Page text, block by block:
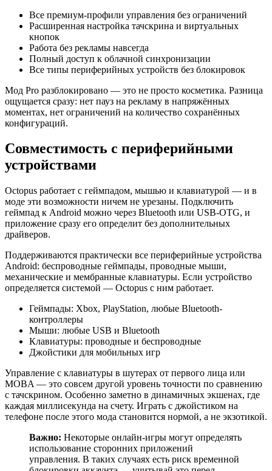
Все премиум-профили управления без ограничений
Расширенная настройка тачскрина и виртуальных
кнопок
Работа без рекламы навсегда
Полный доступ к облачной синхронизации
Все типы периферийных устройств без блокировок
Мод Pro разблокировано — это не просто косметика. Разница
ощущается сразу: нет пауз на рекламу в напряжённых
моментах, нет ограничений на количество сохранённых
конфигураций.
Совместимость с периферийными
устройствами
Octopus работает с геймпадом, мышью и клавиатурой — и в
моде эти возможности ничем не урезаны. Подключить
геймпад к Android можно через Bluetooth или USB-OTG, и
приложение сразу его определит без дополнительных
драйверов.
Поддерживаются практически все периферийные устройства
Android: беспроводные геймпады, проводные мыши,
механические и мембранные клавиатуры. Если устройство
определяется системой — Octopus с ним работает.
Геймпады: Xbox, PlayStation, любые Bluetooth-
контроллеры
Мыши: любые USB и Bluetooth
Клавиатуры: проводные и беспроводные
Джойстики для мобильных игр
Управление с клавиатуры в шутерах от первого лица или
MOBA — это совсем другой уровень точности по сравнению
с тачскрином. Особенно заметно в динамичных экшенах, где
каждая миллисекунда на счету. Играть с джойстиком на
телефоне после этого мода становится нормой, а не экзотикой.
Важно: Некоторые онлайн-игры могут определять
использование сторонних приложений
управления. В таких случаях есть риск временной